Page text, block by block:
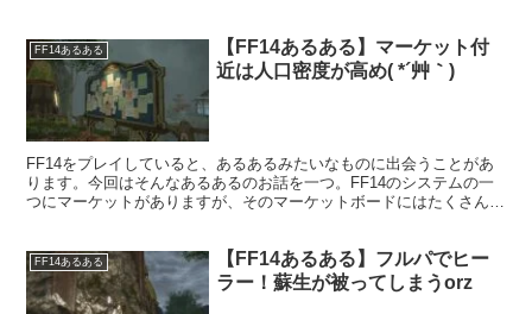
FF14あるある
【FF14あるある】マーケット付
近は人口密度が高め( *´艸｀)
FF14をプレイしていると、あるあるみたいなものに出会うことがあ
ります。今回はそんなあるあるのお話を一つ。FF14のシステムの一
つにマーケットがありますが、そのマーケットボードにはたくさんの
FF14あるある
【FF14あるある】フルパでヒー
ラー！蘇生が被ってしまうorz